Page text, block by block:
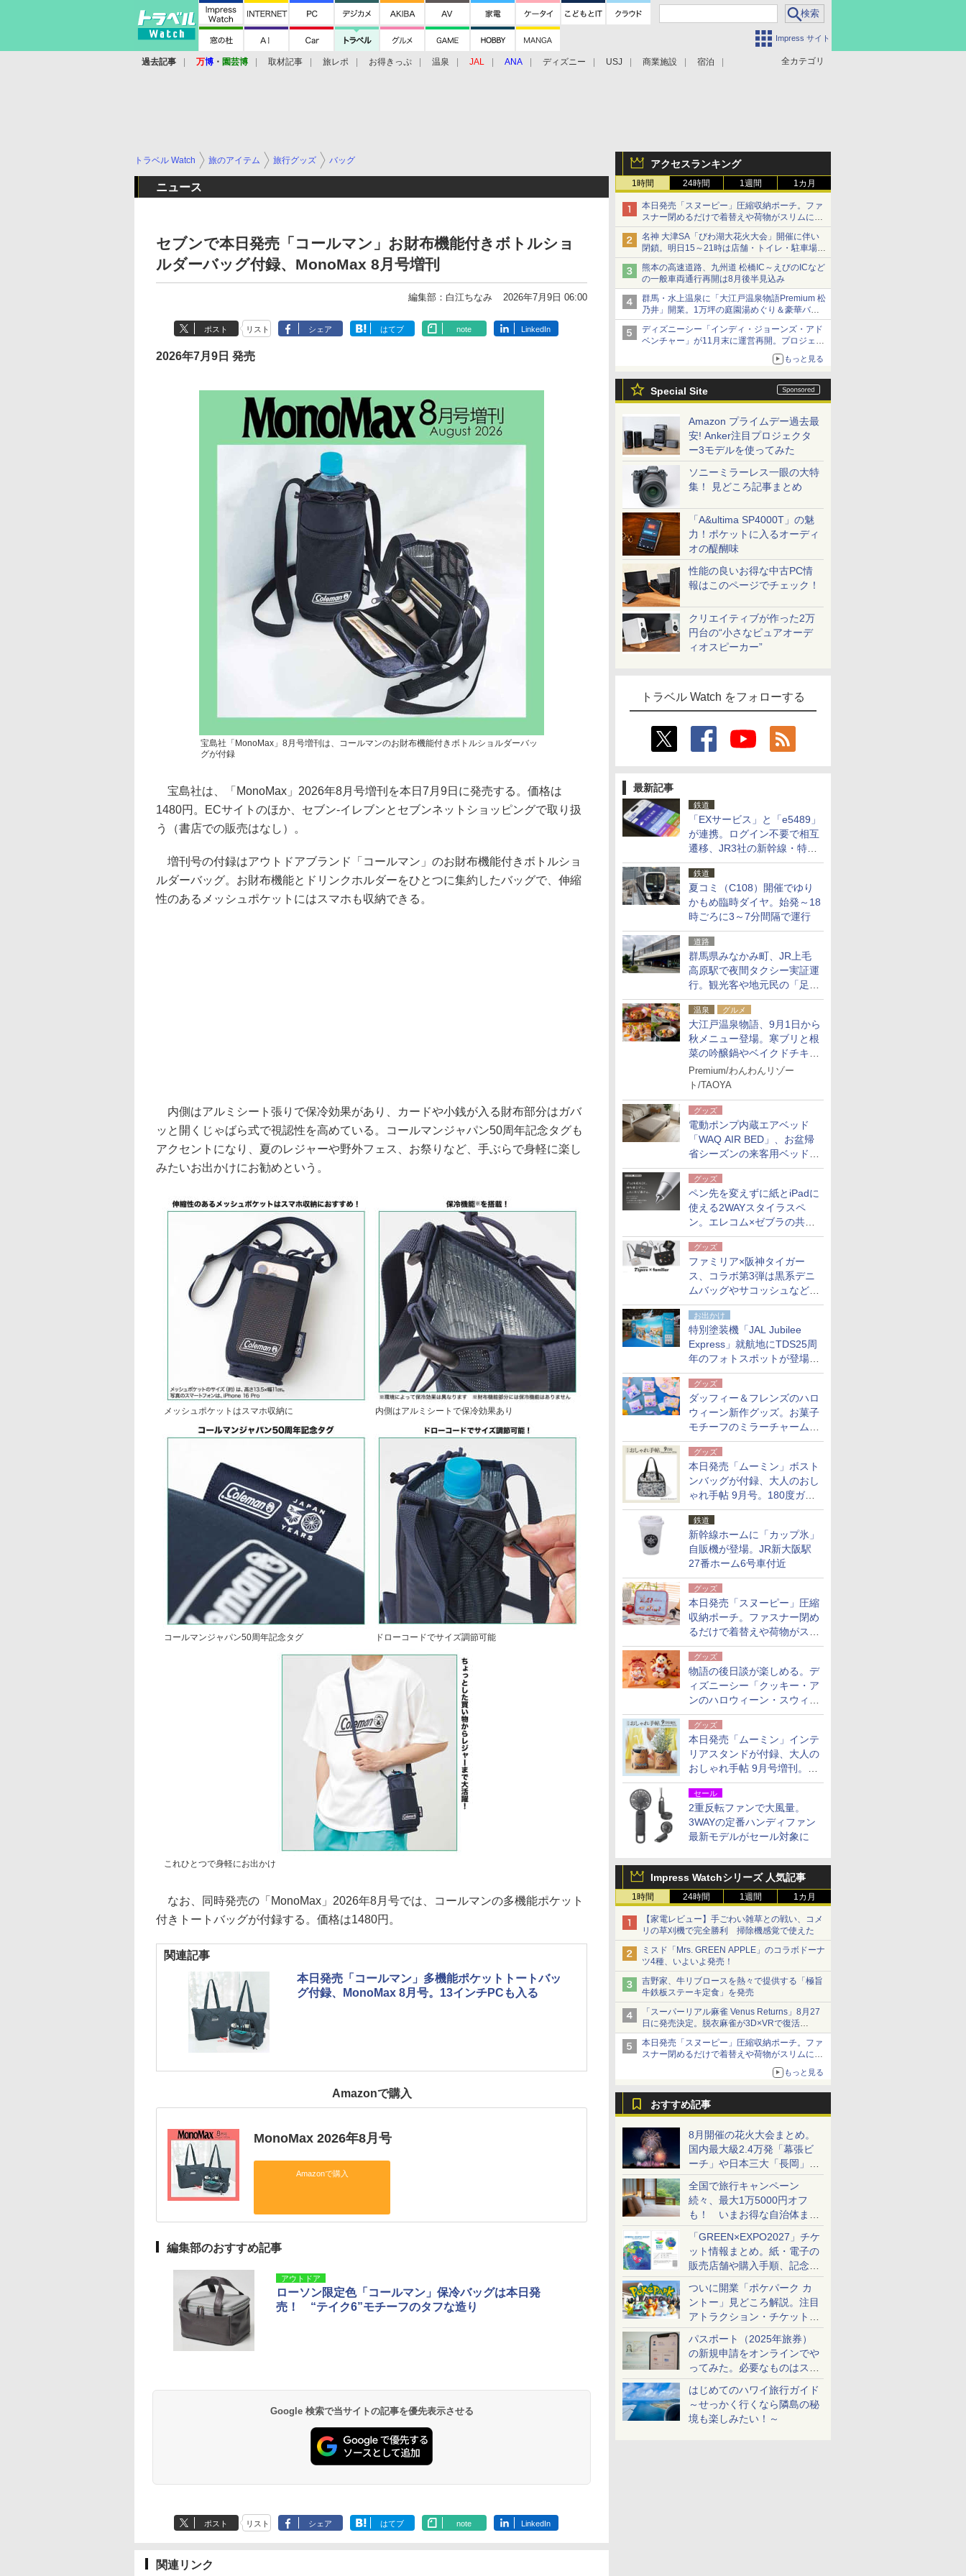
Impress サイト
全カテゴリ
過去記事 万博 ・ 園芸博 取材記事 旅レポ お得きっぷ 温泉 JAL ANA ディズニー USJ 商業施設 宿泊
アクセスランキング
1時間 24時間 1週間 1カ月
本日発売「スヌーピー」圧縮収納ポーチ。ファ
スナー閉めるだけで着替えや荷物がスリムにま
とまる
名神 大津SA「びわ湖大花火大会」開催に伴い
閉鎖。明日15～21時は店舗・トイレ・駐車場の
利用不可
熊本の高速道路、九州道 松橋IC～えびのICなど
の一般車両通行再開は8月後半見込み
群馬・水上温泉に「大江戸温泉物語Premium 松
乃井」開業。1万坪の庭園湯めぐり＆豪華バイ
キングを体験してきた！
ディズニーシー「インディ・ジョーンズ・アド
ベンチャー」が11月末に運営再開。プロジェク
ションマッピングを追加、DPAは1500円
もっと見る
Special Site
Amazon プライムデー過去最
安! Anker注目プロジェクタ
ー3モデルを使ってみた
ソニーミラーレス一眼の大特
集！ 見どころ記事まとめ
「A&ultima SP4000T」の魅
力！ポケットに入るオーディ
オの醍醐味
性能の良いお得な中古PC情
報はこのページでチェック！
クリエイティブが作った2万
円台の“小さなピュアオーデ
ィオスピーカー”
トラベル Watch をフォローする
最新記事
鉄道
「EXサービス」と「e5489」
が連携。ログイン不要で相互
遷移、JR3社の新幹線・特急
予約をアプリで一括確認
鉄道
夏コミ（C108）開催でゆり
かもめ臨時ダイヤ。始発～18
時ごろに3～7分間隔で運行
道路
群馬県みなかみ町、JR上毛
高原駅で夜間タクシー実証運
行。観光客や地元民の「足が
ない」課題解消へ、木金土に
2台体制
温泉 グルメ
大江戸温泉物語、9月1日から
秋メニュー登場。寒ブリと根
菜の吟醸鍋やベイクドチキ
ン、ショコラ＆栗スイーツも
食べ放題に
Premium/わんわんリゾー
ト/TAOYA
グッズ
電動ポンプ内蔵エアベッド
「WAQ AIR BED」、お盆帰
省シーズンの来客用ベッドに
も。使用後は収納バッグでコ
ンパクトに保管
グッズ
ペン先を変えずに紙とiPadに
使える2WAYスタイラスペ
ン。エレコム×ゼブラの共同
開発
グッズ
ファミリア×阪神タイガー
ス、コラボ第3弾は黒系デニ
ムバッグやサコッシュなど6
点。8月21日オンラインスト
アで発売
お出かけ
特別塗装機「JAL Jubilee
Express」就航地にTDS25周
年のフォトスポットが登場。
10月末まで青森空港に
グッズ
ダッフィー＆フレンズのハロ
ウィーン新作グッズ。お菓子
モチーフのミラーチャーム/
デザインポーチほか
グッズ
本日発売「ムーミン」ボスト
ンバッグが付録、大人のおし
ゃれ手帖 9月号。180度ガバ
ッと開いて大容量
鉄道
新幹線ホームに「カップ氷」
自販機が登場。JR新大阪駅
27番ホーム6号車付近
グッズ
本日発売「スヌーピー」圧縮
収納ポーチ。ファスナー閉め
るだけで着替えや荷物がスリ
ムにまとまる
グッズ
物語の後日談が楽しめる。デ
ィズニーシー「クッキー・ア
ンのハロウィーン・スウィー
トサプライズ」限定グッズ公
開グッズ
本日発売「ムーミン」インテ
リアスタンドが付録、大人の
おしゃれ手帖 9月号増刊。レ
ザー調で高級感ある2個セッ
トセール
2重反転ファンで大風量。
3WAYの定番ハンディファン
最新モデルがセール対象に
Impress Watchシリーズ 人気記事
1時間 24時間 1週間 1カ月
【家電レビュー】手ごわい雑草との戦い、コメ
リの草刈機で完全勝利 掃除機感覚で使えた
ミスド「Mrs. GREEN APPLE」のコラボドーナ
ツ4種、いよいよ発売！
吉野家、牛リブロースを熱々で提供する「極旨
牛鉄板ステーキ定食」を発売
「スーパーリアル麻雀 Venus Returns」8月27
日に発売決定。脱衣麻雀が3D×VRで復活
発売から2週間は20%オフになるセールが実施
本日発売「スヌーピー」圧縮収納ポーチ。ファ
スナー閉めるだけで着替えや荷物がスリムにま
もっと見る
おすすめ記事
8月開催の花火大会まとめ。
国内最大級2.4万発「幕張ビ
ーチ」や日本三大「長岡」な
ど大型イベント目白押し！
全国で旅行キャンペーン
続々、最大1万5000円オフ
も！ いまお得な自治体まと
め
「GREEN×EXPO2027」チケ
ット情報まとめ。紙・電子の
販売店舗や購入手順、記念チ
ケットも解説
ついに開業「ポケパーク カ
ントー」見どころ解説。注目
アトラクション・チケット手
配・来場前に必要な準備は？
パスポート（2025年旅券）
の新規申請をオンラインでや
ってみた。必要なものはスマ
ホとマイナカードのみ
はじめてのハワイ旅行ガイド
～せっかく行くなら隣島の秘
境も楽しみたい！～
トラベル Watch 旅のアイテム 旅行グッズ バッグ
ニュース
セブンで本日発売「コールマン」お財布機能付きボトルショ
ルダーバッグ付録、MonoMax 8月号増刊
編集部：白江ちなみ 2026年7月9日 06:00
ポスト リスト シェア はてブ note LinkedIn
2026年7月9日 発売
宝島社「MonoMax」8月号増刊は、コールマンのお財布機能付きボトルショルダーバッ
グが付録
宝島社は、「MonoMax」2026年8月号増刊を本日7月9日に発売する。価格は
1480円。ECサイトのほか、セブン-イレブンとセブンネットショッピングで取り扱
う（書店での販売はなし）。
増刊号の付録はアウトドアブランド「コールマン」のお財布機能付きボトルショ
ルダーバッグ。お財布機能とドリンクホルダーをひとつに集約したバッグで、伸縮
性のあるメッシュポケットにはスマホも収納できる。
内側はアルミシート張りで保冷効果があり、カードや小銭が入る財布部分はガバ
ッと開くじゃばら式で視認性を高めている。コールマンジャパン50周年記念タグも
アクセントになり、夏のレジャーや野外フェス、お祭りなど、手ぶらで身軽に楽し
みたいお出かけにお勧めという。
メッシュポケットはスマホ収納に 内側はアルミシートで保冷効果あり
コールマンジャパン50周年記念タグ ドローコードでサイズ調節可能
これひとつで身軽にお出かけ
なお、同時発売の「MonoMax」2026年8月号では、コールマンの多機能ポケット
付きトートバッグが付録する。価格は1480円。
関連記事
本日発売「コールマン」多機能ポケットトートバッ
グ付録、MonoMax 8月号。13インチPCも入る
Amazonで購入
MonoMax 2026年8月号
Amazonで購入
編集部のおすすめ記事
アウトドア
ローソン限定色「コールマン」保冷バッグは本日発
売！ “テイク6”モチーフのタフな造り
Google 検索で当サイトの記事を優先表示させる
ポスト リスト シェア はてブ note LinkedIn
関連リンク